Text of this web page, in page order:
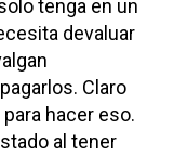
tenga en un
devaluar
Claro
hacer eso.
al tener